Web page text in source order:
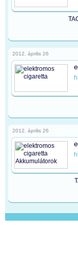
2012. április 26
2012. április 26